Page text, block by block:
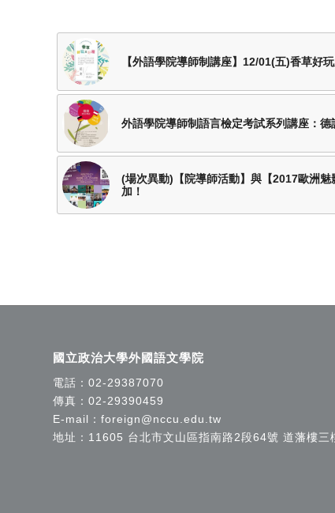
【外語學院導師制講座】12/01(五)香草好
外語學院導師制語言檢定考試系列講座：
(場次異動)【院導師活動】與【2017歐洲
加！
國立政治大學外國語文學院
電話： 02-29387070
傳真：02-29390459
E-mail： foreign@nccu.edu.tw
地址：11605 台北市文山區指南路2段64號 道藩樓三